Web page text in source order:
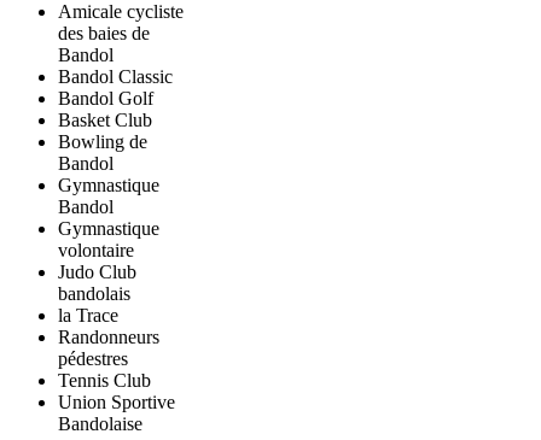
Amicale cycliste
des baies de
Bandol
Bandol Classic
Bandol Golf
Basket Club
Bowling de
Bandol
Gymnastique
Bandol
Gymnastique
volontaire
Judo Club
bandolais
la Trace
Randonneurs
pédestres
Tennis Club
Union Sportive
Bandolaise